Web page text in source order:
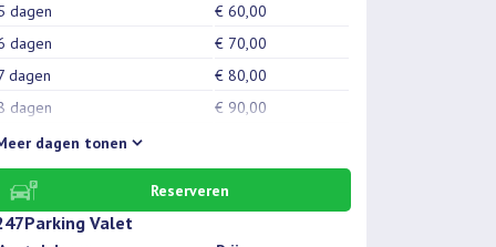
dagen
€ 60,00
dagen
€ 70,00
dagen
€ 80,00
dagen
€ 90,00
dagen
dagen
€ 100,00
11 dagen
dagen
dagen tonen
Reserveren
Valet